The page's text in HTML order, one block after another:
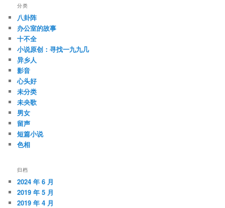
分类
八卦阵
办公室的故事
十不全
小说原创：寻找一九九几
异乡人
影音
心头好
未分类
未央歌
男女
留声
短篇小说
色相
归档
2024 年 6 月
2019 年 5 月
2019 年 4 月